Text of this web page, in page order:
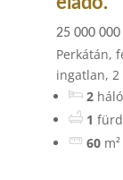
25 000 000
Perkátán,
ingatlan, 2
2
1
60 m²